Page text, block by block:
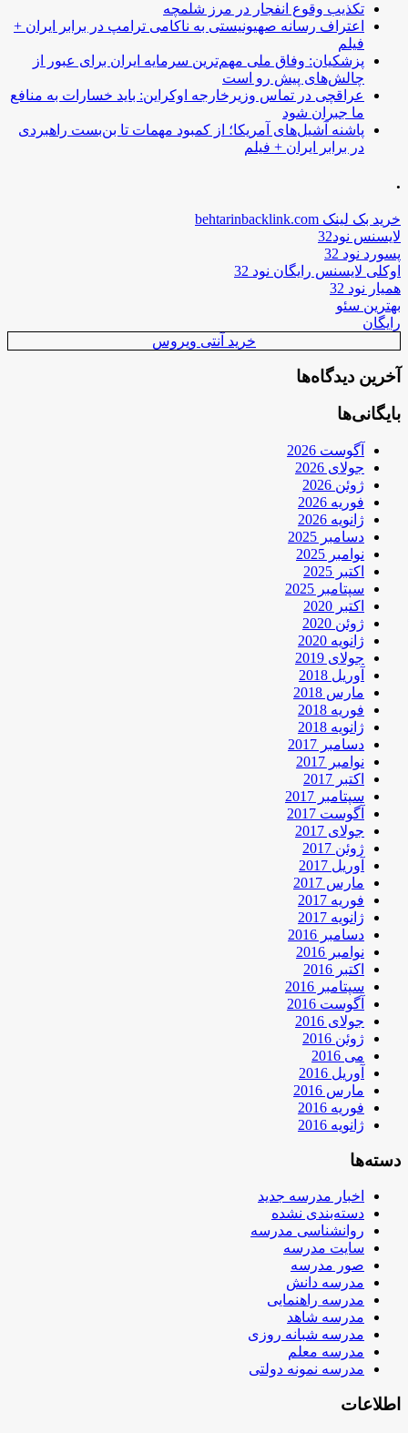
تکذیب وقوع انفجار در مرز شلمچه
اعتراف رسانه صهیونیستی به ناکامی ترامپ در برابر ایران +
فیلم
پزشکیان: وفاق ملی مهم‌ترین سرمایه ایران برای عبور از
چالش‌های پیش رو است
عراقچی در تماس وزیرخارجه اوکراین: باید خسارات به منافع
ما جبران شود
پاشنه آشیل‌های آمریکا؛ از کمبود مهمات تا بن‌بست راهبردی
در برابر ایران + فیلم
.
خرید بک لینک behtarinbacklink.com
لایسنس نود32
پسورد نود 32
اوکلی لایسنس رایگان نود 32
همیار نود 32
بهترین سئو
رایگان
خرید آنتی ویروس
آخرین دیدگاه‌ها
بایگانی‌ها
آگوست 2026
جولای 2026
ژوئن 2026
فوریه 2026
ژانویه 2026
دسامبر 2025
نوامبر 2025
اکتبر 2025
سپتامبر 2025
اکتبر 2020
ژوئن 2020
ژانویه 2020
جولای 2019
آوریل 2018
مارس 2018
فوریه 2018
ژانویه 2018
دسامبر 2017
نوامبر 2017
اکتبر 2017
سپتامبر 2017
آگوست 2017
جولای 2017
ژوئن 2017
آوریل 2017
مارس 2017
فوریه 2017
ژانویه 2017
دسامبر 2016
نوامبر 2016
اکتبر 2016
سپتامبر 2016
آگوست 2016
جولای 2016
ژوئن 2016
می 2016
آوریل 2016
مارس 2016
فوریه 2016
ژانویه 2016
دسته‌ها
اخبار مدرسه جدید
دسته‌بندی نشده
روانشناسی مدرسه
سایت مدرسه
صور مدرسه
مدرسه دانش
مدرسه راهنمایی
مدرسه شاهد
مدرسه شبانه روزی
مدرسه معلم
مدرسه نمونه دولتی
اطلاعات